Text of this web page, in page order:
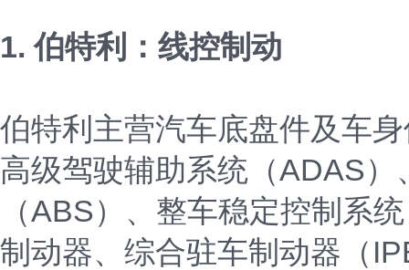
1. 伯特利：线控制动
伯特利主营汽车底盘件及车
高级驾驶辅助系统（ADAS
（ABS）、整车稳定控制系
制动器、综合驻车制动器（